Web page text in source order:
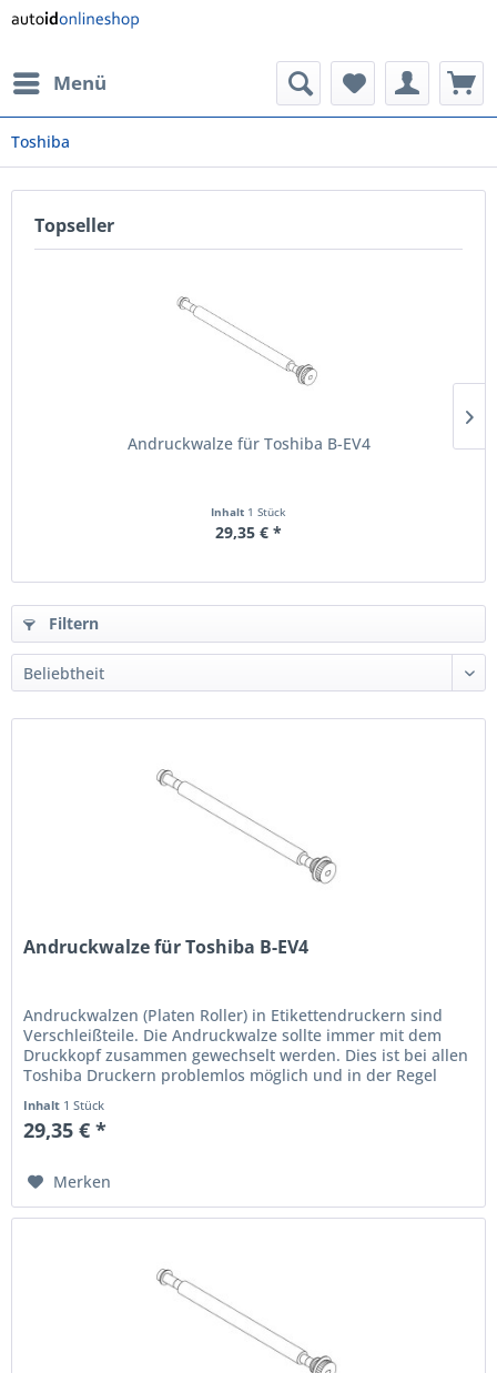
Menü
Toshiba
Topseller
Andruckwalze für Toshiba B-EV4
Inhalt 1 Stück
29,35 € *
Filtern
Andruckwalze für Toshiba B-EV4
Andruckwalzen (Platen Roller) in Etikettendruckern sind
Verschleißteile. Die Andruckwalze sollte immer mit dem
Druckkopf zusammen gewechselt werden. Dies ist bei allen
Toshiba Druckern problemlos möglich und in der Regel
Inhalt 1 Stück
29,35 € *
Merken